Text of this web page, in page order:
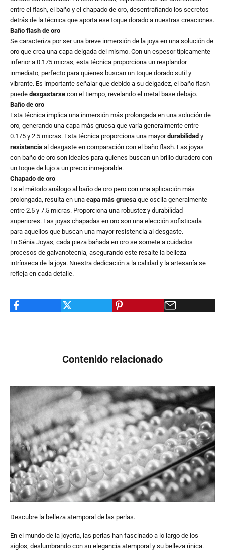
entre el flash, el baño y el chapado de oro, desentrañando los secretos
detrás de la técnica que aporta ese toque dorado a nuestras creaciones.
Baño flash de oro
Se caracteriza por ser una breve inmersión de la joya en una solución de
oro que crea una capa delgada del mismo. Con un espesor típicamente
inferior a 0.175 micras, esta técnica proporciona un resplandor
inmediato, perfecto para quienes buscan un toque dorado sutil y
vibrante. Es importante señalar que debido a su delgadez, el baño flash
puede desgastarse con el tiempo, revelando el metal base debajo.
Baño de oro
Esta técnica implica una inmersión más prolongada en una solución de
oro, generando una capa más gruesa que varía generalmente entre
0.175 y 2.5 micras. Esta técnica proporciona una mayordurabilidad y
resistencia al desgaste en comparación con el baño flash. Las joyas
con baño de oro son ideales para quienes buscan un brillo duradero con
un toque de lujo a un precio inmejorable.
Chapado de oro
Es el método análogo al baño de oro pero con una aplicación más
prolongada, resulta en una capa más gruesa que oscila generalmente
entre 2.5 y 7.5 micras. Proporciona una robustez y durabilidad
superiores. Las joyas chapadas en oro son una elección sofisticada
para aquellos que buscan una mayor resistencia al desgaste.
En Sénia Joyas, cada pieza bañada en oro se somete a cuidados
procesos de galvanotecnia, asegurando este resalte la belleza
intrínseca de la joya. Nuestra dedicación a la calidad y la artesanía se
refleja en cada detalle.
Contenido relacionado
Descubre la belleza atemporal de las perlas.
En el mundo de la joyería, las perlas han fascinado a lo largo de los
siglos, deslumbrando con su elegancia atemporal y su belleza única.